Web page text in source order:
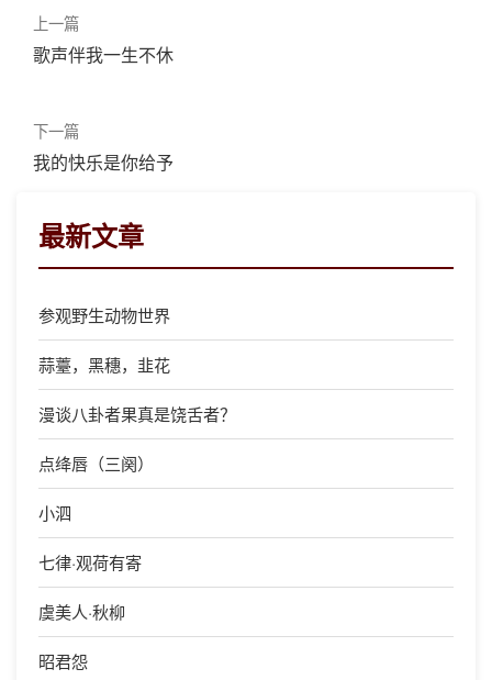
上一篇
歌声伴我一生不休
下一篇
我的快乐是你给予
最新文章
参观野生动物世界
蒜薹，黑穗，韭花
漫谈八卦者果真是饶舌者？
点绛唇（三阕）
小泗
七律·观荷有寄
虞美人·秋柳
昭君怨